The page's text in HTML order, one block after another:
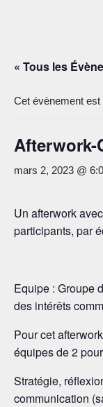
contenu
« Tous les
Cet évènement est
Afterwork-
mars 2, 2023 @
Un afterwork
participants, par
Equipe : Groupe
des intérêts
Pour cet
équipes de 2
Stratégie,
communication